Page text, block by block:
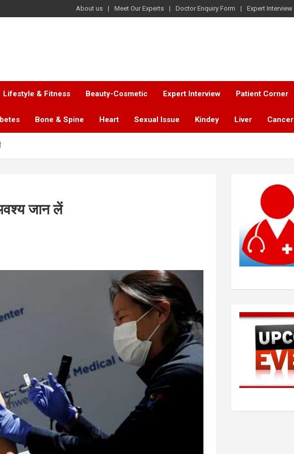
About us Meet Our Experts Doctor Enquiry Form Expert Interview
Lifestyle & Fitness Beauty-Cosmetic Expert Interview Patient Corner
Bone & Spine Heart Sexual Issue Kindey Liver Cancer
जान लें